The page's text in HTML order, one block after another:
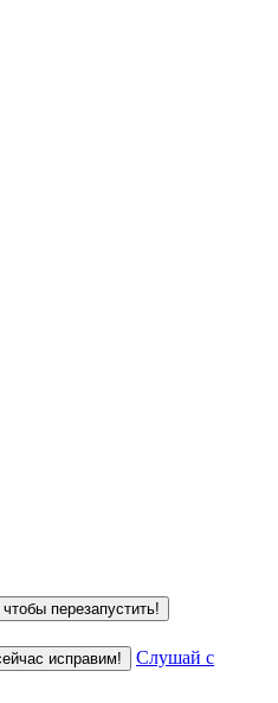
перезапустить!
исправим!
Слушай с